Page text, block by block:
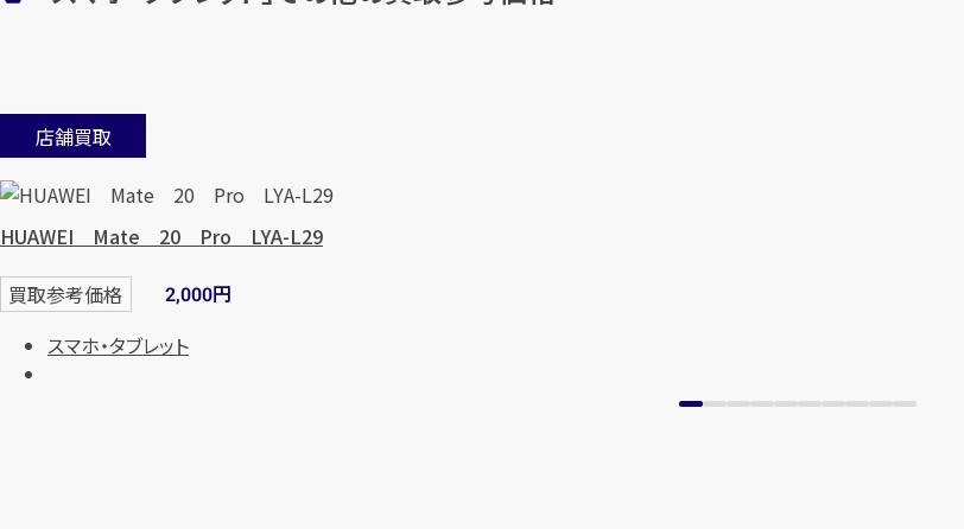
店舗買取
HUAWEI Mate 20 Pro LYA-L29
買取参考価格 2,000円
スマホ・タブレット